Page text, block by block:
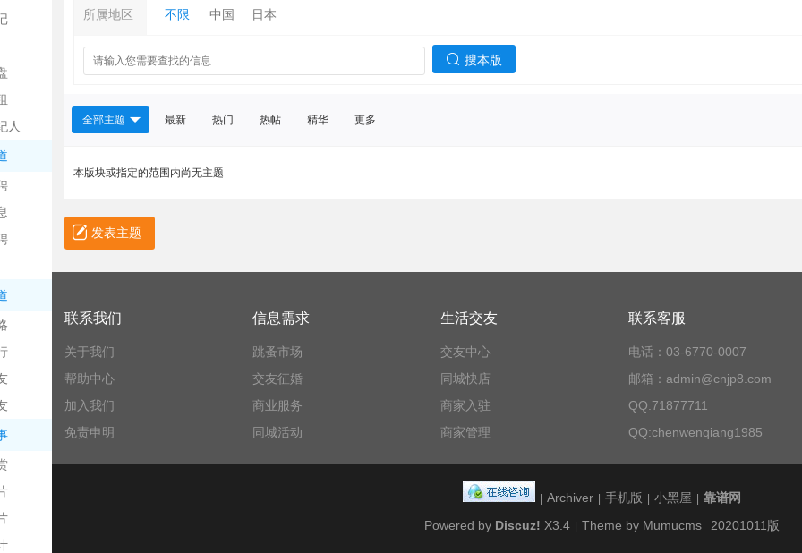
人
信
所属地区 不限 中国 日本
搜本版
全部主题 最新 热门 热帖 精华 更多
本版块或指定的范围内尚无主题
发表主题
联系我们
关于我们
帮助中心
加入我们
免责申明
信息需求
跳蚤市场
交友征婚
商业服务
同城活动
生活交友
交友中心
同城快店
商家入驻
商家管理
联系客服
电话：03-6770-0007
邮箱：admin@cnjp8.com
QQ:71877711
QQ:chenwenqiang1985
Archiver 手机版 小黑屋
靠谱网
Powered by Discuz! X3.4 Theme by Mumucms 20201011版